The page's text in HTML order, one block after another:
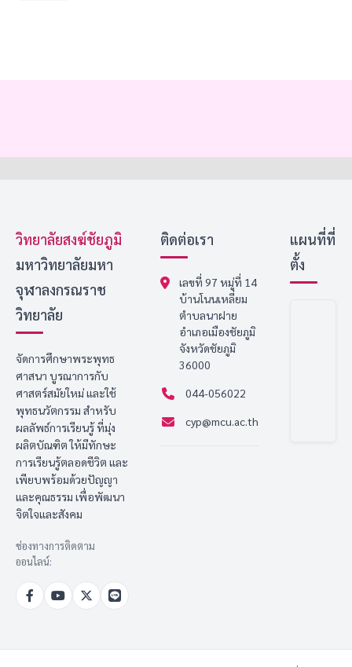
วิทยาลัยสงฆ์ชัยภูมิ
มหาวิทยาลัยมหา
จุฬาลงกรณราช
วิทยาลัย
จัดการศึกษาพระพุทธ
ศาสนา บูรณาการกับ
ศาสตร์สมัยใหม่ และใช้
พุทธนวัตกรรม สำหรับ
ผลลัพธ์การเรียนรู้ ที่มุ่ง
ผลิตบัณฑิต ให้มีทักษะ
การเรียนรู้ตลอดชีวิต และ
เพียบพร้อมด้วยปัญญา
และคุณธรรม เพื่อพัฒนา
จิตใจและสังคม
ช่องทางการติดตาม
ออนไลน์:
ติดต่อเรา
เลขที่ 97 หมู่ที่ 14
บ้านโนนเหลี่ยม
ตำบลนาฝาย
อำเภอเมืองชัยภูมิ
จังหวัดชัยภูมิ
36000
044-056022
cyp@mcu.ac.th
แผนที่ที่
ตั้ง